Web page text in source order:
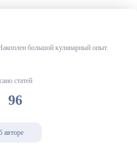
большой кулинарный опыт.
статей
96
авторе